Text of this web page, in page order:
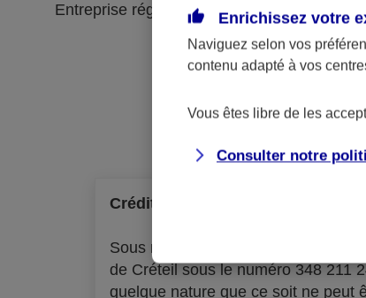
Entreprise régie par le code des assurances
Crédit à la consommation
Sous réserve d'acceptation par
de Créteil sous le numéro 348 211
quelque nature que ce soit ne peut
Enrichissez votre
Naviguez selon vos
contenu adapté à vos
Vous êtes libre de les
Consulter notre